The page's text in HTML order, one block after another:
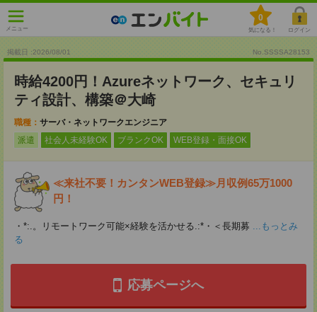
メニュー
0
気になる！ ログイン
掲載日 :2026/08/01 No.SSSSA28153
時給4200円！Azureネットワーク、セキュリ
ティ設計、構築＠大崎
職種： サーバ・ネットワークエンジニア
派遣
社会人未経験OK ブランクOK WEB登録・面接OK
≪来社不要！カンタンWEB登録≫月収例65万1000
円！
・*:.。リモートワーク可能×経験を活かせる.:*・＜長期募 ...もっとみ
る
応募ページへ